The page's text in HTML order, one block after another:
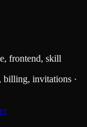
frontend, skill
billing, invitations ·